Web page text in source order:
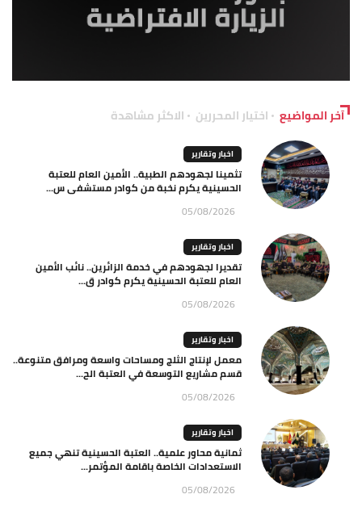
آخر المواضيع اختيار المحررين الاكثر مشاهدة
اخبار وتقارير
تثمينا لجهودهم الطبية.. الأمين العام للعتبة
الحسينية يكرم نخبة من كوادر مستشفى س...
05/08/2026
اخبار وتقارير
تقديرا لجهودهم في خدمة الزائرين.. نائب الأمين
العام للعتبة الحسينية يكرم كوادر ق...
05/08/2026
اخبار وتقارير
معمل لإنتاج الثلج ومساحات واسعة ومرافق متنوعة..
قسم مشاريع التوسعة في العتبة الح...
05/08/2026
اخبار وتقارير
ثمانية محاور علمية.. العتبة الحسينية تنهي جميع
الاستعدادات الخاصة باقامة المؤتمر...
05/08/2026